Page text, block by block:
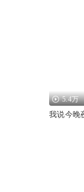
5.4万
我说今晚